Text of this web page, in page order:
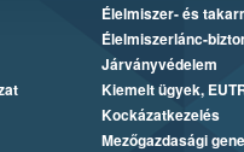
Élelmiszer- és
Élelmiszerlánc-
Járványvédelem
Kiemelt ügyek,
Kockázatkezelés
Mezőgazdasági